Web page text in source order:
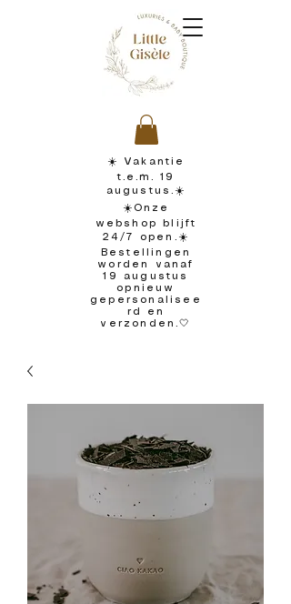
☀️ Vakantie
t.e.m. 19
augustus.☀️
☀️Onze
webshop blijft
24/7 open.☀️
Bestellingen
worden vanaf
19 augustus
opnieuw
gepersonalisee
rd en
verzonden.🤍